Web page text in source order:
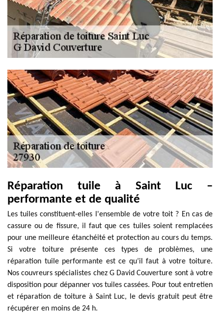
Réparation tuile à Saint Luc –
performante et de qualité
Les tuiles constituent-elles l'ensemble de votre toit ? En cas de
cassure ou de fissure, il faut que ces tuiles soient remplacées
pour une meilleure étanchéité et protection au cours du temps.
Si votre toiture présente ces types de problèmes, une
réparation tuile performante est ce qu’il faut à votre toiture.
Nos couvreurs spécialistes chez G David Couverture sont à votre
disposition pour dépanner vos tuiles cassées. Pour tout entretien
et réparation de toiture à Saint Luc, le devis gratuit peut être
récupérer en moins de 24 h.